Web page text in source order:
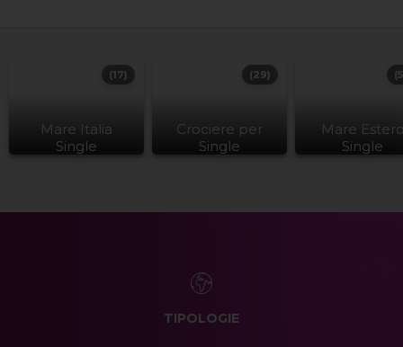
Mare Italia
Single
(17)
Crociere per
Single
(29)
Mare
Single
TIPOLOGIE